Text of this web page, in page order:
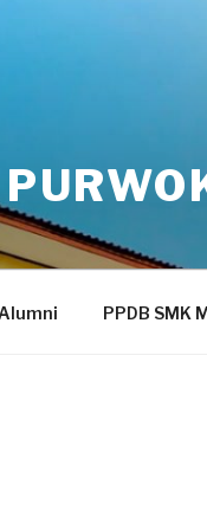
PPDB SMK